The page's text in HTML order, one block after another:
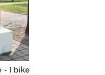
- I bike